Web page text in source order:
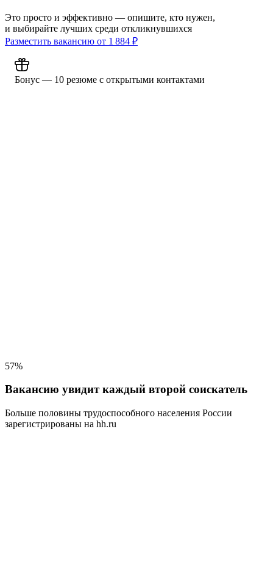
Это просто и эффективно — опишите, кто нужен,
и выбирайте лучших среди откликнувшихся
Разместить вакансию от 1 884 ₽
Бонус — 10 резюме с открытыми контактами
57%
Вакансию увидит каждый второй соискатель
Больше половины трудоспособного населения России
зарегистрированы на hh.ru